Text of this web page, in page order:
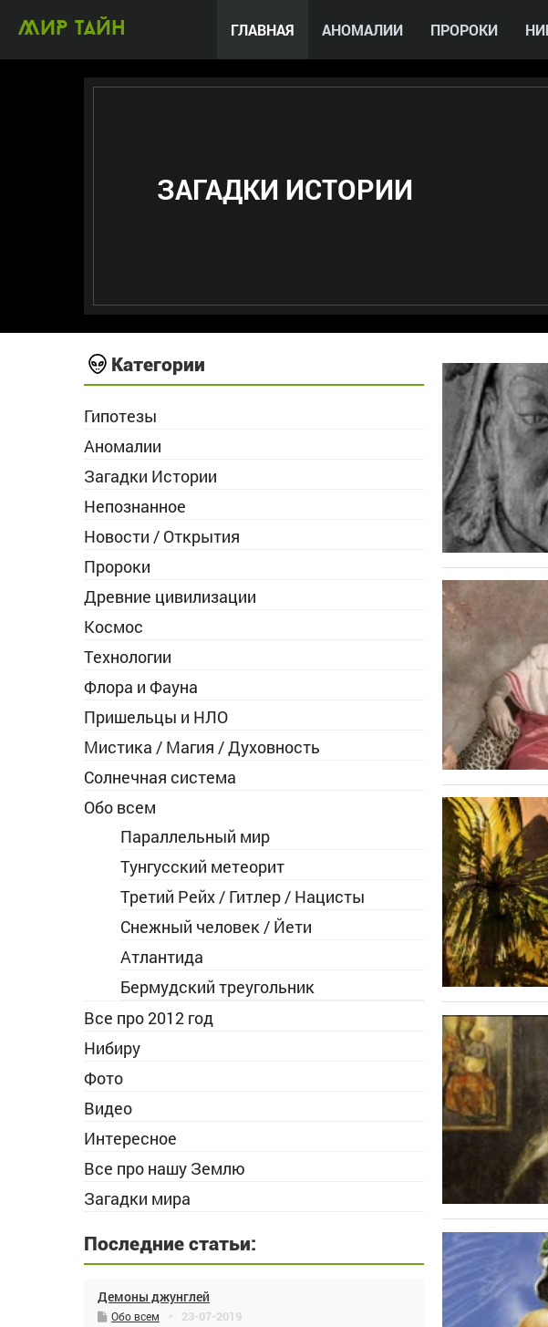
МИР тайн ГЛАВНАЯ АНОМАЛИИ ПРОРОКИ
ЗАГАДКИ ИСТОРИИ
Категории
Гипотезы
Аномалии
Загадки Истории
Непознанное
Новости / Открытия
Пророки
Древние цивилизации
Космос
Технологии
Флора и Фауна
Пришельцы и НЛО
Мистика / Магия / Духовность
Солнечная система
Обо всем
Параллельный мир
Тунгусский метеорит
Третий Рейх / Гитлер / Нацисты
Снежный человек / Йети
Атлантида
Бермудский треугольник
Все про 2012 год
Нибиру
Фото
Видео
Интересное
Все про нашу Землю
Загадки мира
Последние статьи:
Демоны джунглей
Обо всем 23-07-2019